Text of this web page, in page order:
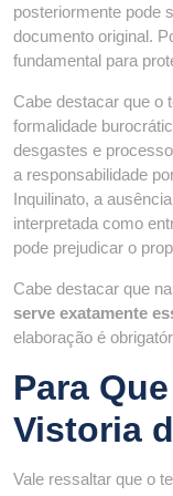
posteriormente pode
documento original.
fundamental para
Cabe destacar que o
formalidade
desgastes e
a responsabilidade
Inquilinato, a
interpretada como
pode prejudicar o
Cabe destacar que
serve exatamente
elaboração é
Para
Vistoria
Vale ressaltar que o